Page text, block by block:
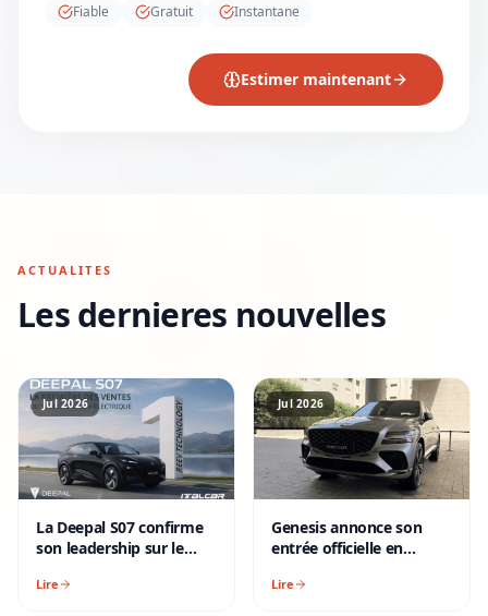
Fiable Gratuit Instantane
Estimer maintenant
ACTUALITES
Les dernieres nouvelles
Jul 2026
La Deepal S07 confirme
son leadership sur le
électriques en Tunisie
Lire
Jul 2026
Genesis annonce son
entrée officielle en
partenariat stratégique
Lire